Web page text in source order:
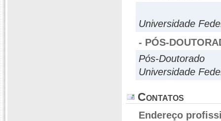
Universidade
- PÓS-
Pós-Doutorado
Universidade
Contatos
Endereço